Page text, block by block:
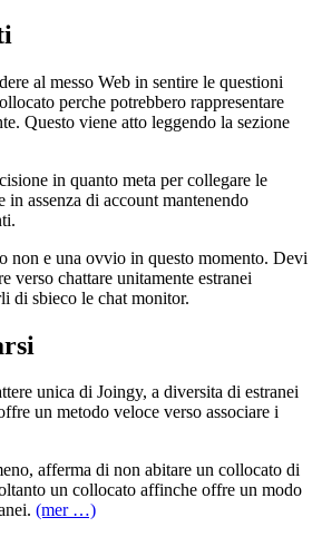
al messo Web in sentire le questioni
perche potrebbero rappresentare
Questo viene atto leggendo la sezione
in quanto meta per collegare le
in assenza di account mantenendo
non e una ovvio in questo momento. Devi
verso chattare unitamente estranei
di sbieco le chat monitor.
unica di Joingy, a diversita di estranei
un metodo veloce verso associare i
afferma di non abitare un collocato di
un collocato affinche offre un modo
(mer …)